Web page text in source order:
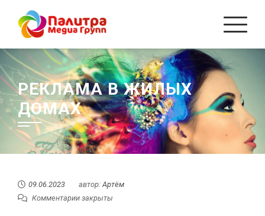
Перейти
содержанию
РЕКЛАМА В ЖИЛЫХ
ДОМАХ
09.06.2023 автор:Артём
Комментарии закрыты